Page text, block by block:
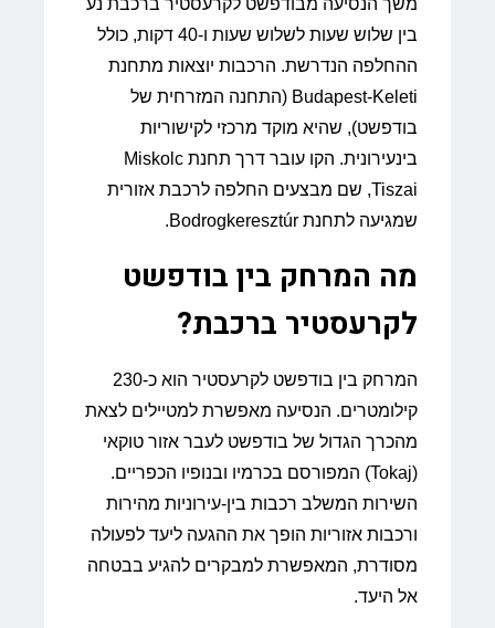
משך הנסיעה מבודפשט לקרעסטיר ברכבת נע
בין שלוש שעות לשלוש שעות ו-40 דקות, כולל
ההחלפה הנדרשת. הרכבות יוצאות מתחנת
Budapest-Keleti (התחנה המזרחית של
בודפשט), שהיא מוקד מרכזי לקישוריות
בינעירונית. הקו עובר דרך תחנת Miskolc
Tiszai, שם מבצעים החלפה לרכבת אזורית
שמגיעה לתחנת Bodrogkeresztúr.
מה המרחק בין בודפשט
לקרעסטיר ברכבת?
המרחק בין בודפשט לקרעסטיר הוא כ-230
קילומטרים. הנסיעה מאפשרת למטיילים לצאת
מהכרך הגדול של בודפשט לעבר אזור טוקאי
(Tokaj) המפורסם בכרמיו ובנופיו הכפריים.
השירות המשלב רכבות בין-עירוניות מהירות
ורכבות אזוריות הופך את ההגעה ליעד לפעולה
מסודרת, המאפשרת למבקרים להגיע בבטחה
אל היעד.